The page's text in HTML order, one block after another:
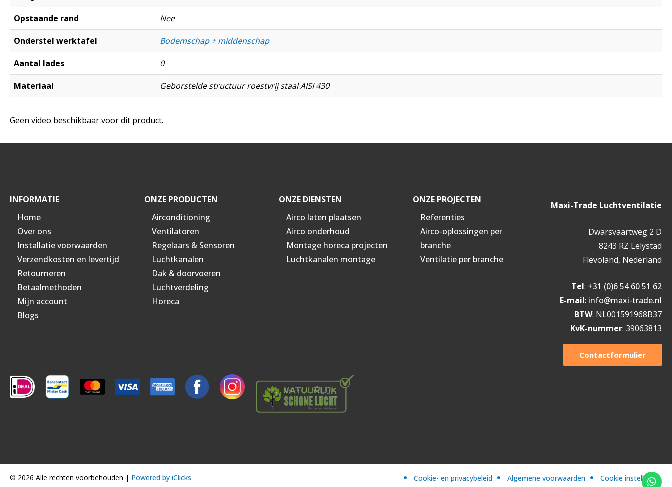
Opstaande rand Nee
Onderstel werktafel Bodemschap + middenschap
Aantal lades 0
Materiaal Geborstelde structuur roestvrij staal AISI 430
Geen video beschikbaar voor dit product.
INFORMATIE
Home
Over ons
Installatie voorwaarden
Verzendkosten en levertijd
Retourneren
Betaalmethoden
Mijn account
Blogs
ONZE PRODUCTEN
Airconditioning
Ventilatoren
Regelaars & Sensoren
Luchtkanalen
Dak & doorvoeren
Luchtverdeling
Horeca
ONZE DIENSTEN
Airco laten plaatsen
Airco onderhoud
Montage horeca projecten
Luchtkanalen montage
ONZE PROJECTEN
Referenties
Airco-oplossingen per
branche
Ventilatie per branche
Maxi-Trade Luchtventilatie
Dwarsvaartweg 2 D
8243 RZ Lelystad
Flevoland, Nederland
Tel: +31 (0)6 54 60 51 62
E-mail: info@maxi-trade.nl
BTW: NL001591968B37
KvK-nummer: 39063813
Contactformulier
© 2026 Alle rechten voorbehouden | Powered by iClicks Cookie- en privacybeleid Algemene voorwaarden Cookie instellingen